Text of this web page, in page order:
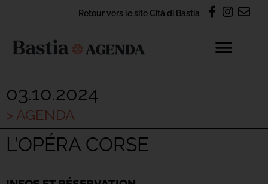
Retour vers le site Cità di Bastia
03.10.2024
> AGENDA
L’OPÉRA CORSE